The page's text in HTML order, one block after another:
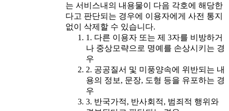
는 서비스내의 내용물이 다음 각호에 해당한
다고 판단되는 경우에 이용자에게 사전 통지
없이 삭제할 수 있습니다.
1. 다른 이용자 또는 제 3자를 비방하거
나 중상모략으로 명예를 손상시키는 경
우
2. 공공질서 및 미풍양속에 위반되는 내
용의 정보, 문장, 도형 등을 유포하는 경
우
3. 반국가적, 반사회적, 범죄적 행위와